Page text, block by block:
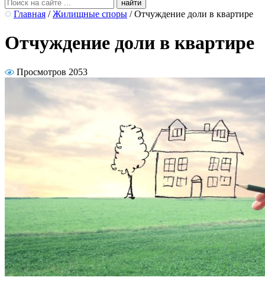
Главная / Жилищные споры / Отчуждение доли в квартире
Отчуждение доли в квартире
Просмотров 2053